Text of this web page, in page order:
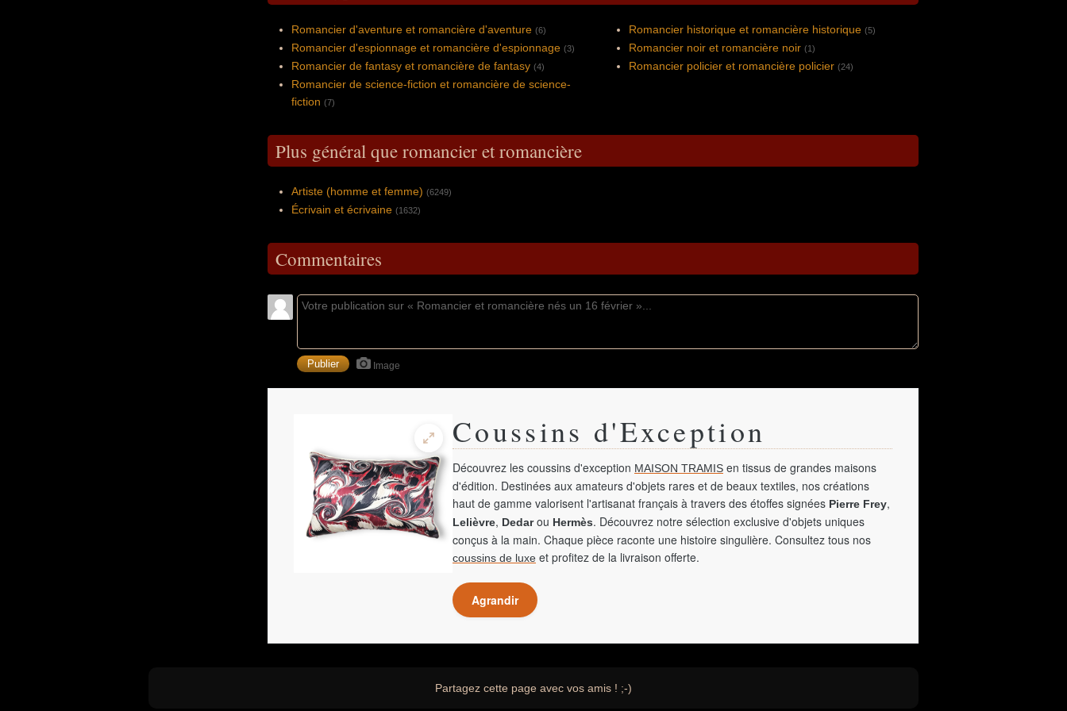
Romancier d'aventure et romancière d'aventure (6)
Romancier d'espionnage et romancière d'espionnage (3)
Romancier de fantasy et romancière de fantasy (4)
Romancier de science-fiction et romancière de science-
fiction (7)
Romancier historique et romancière historique (5)
Romancier noir et romancière noir (1)
Romancier policier et romancière policier (24)
Plus général que romancier et romancière
Artiste (homme et femme) (6249)
Écrivain et écrivaine (1632)
Commentaires
Image
Coussins d'Exception
Découvrez les coussins d'exception MAISON TRAMIS en tissus de grandes maisons
d'édition. Destinées aux amateurs d'objets rares et de beaux textiles, nos créations
haut de gamme valorisent l'artisanat français à travers des étoffes signées Pierre Frey,
Lelièvre, Dedarou Hermès. Découvrez notre sélection exclusive d'objets uniques
conçus à la main. Chaque pièce raconte une histoire singulière. Consultez tous nos
coussins de luxe et profitez de la livraison offerte.
Agrandir
Partagez cette page avec vos amis ! ;-)